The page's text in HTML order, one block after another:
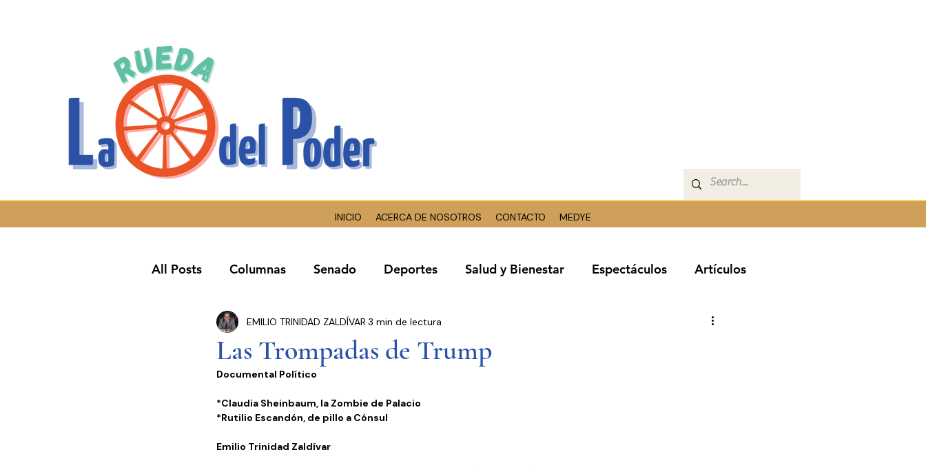
INICIO ACERCA DE NOSOTROS CONTACTO MEDYE
All Posts Columnas Senado Deportes Salud y Bienestar Espectáculos Artículos
Congreso Cdmx Presidencia Entrevistas
Seguridad Pública Ciudad de México
Las Trompadas de Trump
EMILIO TRINIDAD ZALDÍVAR 3 min de lectura
Documental Político
*Claudia Sheinbaum, la Zombie de Palacio
*Rutilio Escandón, de pillo a Cónsul
Emilio Trinidad Zaldívar